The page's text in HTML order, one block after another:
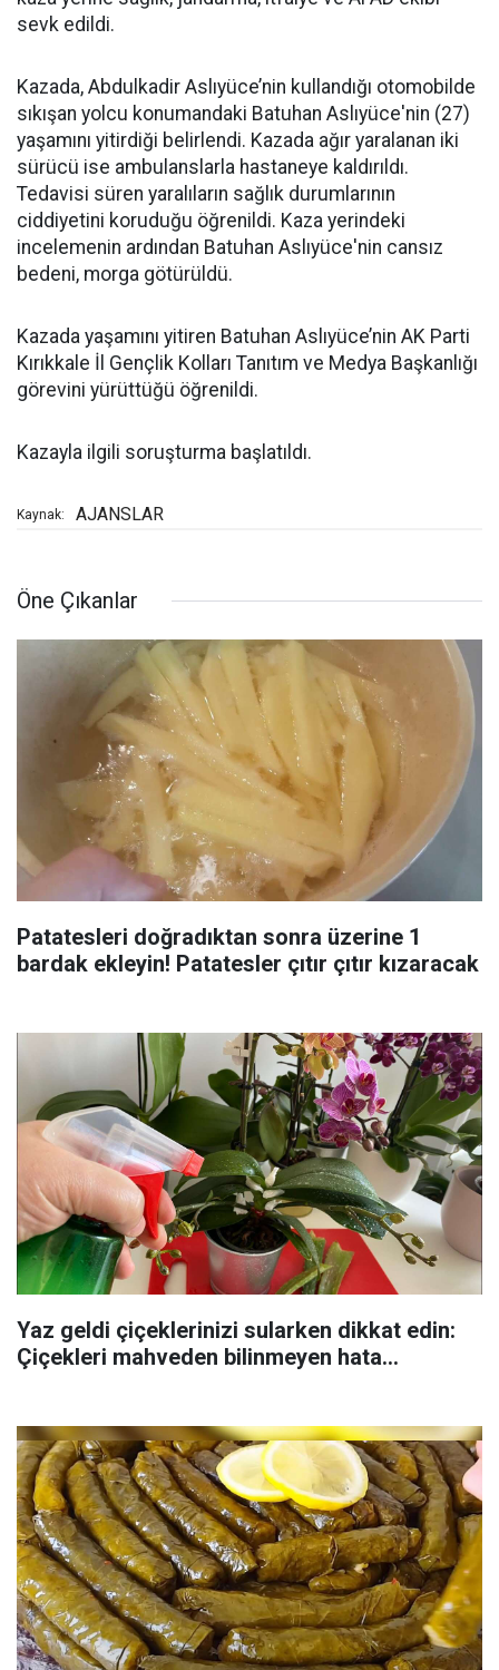
sevk edildi.
Kazada, Abdulkadir Aslıyüce’nin kullandığı otomobilde
sıkışan yolcu konumandaki Batuhan Aslıyüce'nin (27)
yaşamını yitirdiği belirlendi. Kazada ağır yaralanan iki
sürücü ise ambulanslarla hastaneye kaldırıldı.
Tedavisi süren yaralıların sağlık durumlarının
ciddiyetini koruduğu öğrenildi. Kaza yerindeki
incelemenin ardından Batuhan Aslıyüce'nin cansız
bedeni, morga götürüldü.
Kazada yaşamını yitiren Batuhan Aslıyüce’nin AK Parti
Kırıkkale İl Gençlik Kolları Tanıtım ve Medya Başkanlığı
görevini yürüttüğü öğrenildi.
Kazayla ilgili soruşturma başlatıldı.
Kaynak: AJANSLAR
Öne Çıkanlar
Patatesleri doğradıktan sonra üzerine 1
bardak ekleyin! Patatesler çıtır çıtır kızaracak
Yaz geldi çiçeklerinizi sularken dikkat edin:
Çiçekleri mahveden bilinmeyen hata...